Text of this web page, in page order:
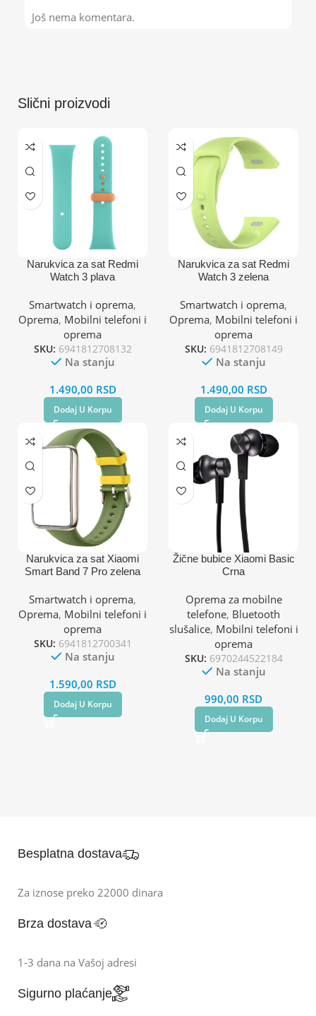
Još nema komentara.
Slični proizvodi
Narukvica za sat Redmi
Watch 3 plava
Smartwatch i oprema,
Oprema, Mobilni telefoni i
oprema
SKU: 6941812708132
Na stanju
1.490,00 RSD
Dodaj U Korpu
Narukvica za sat Redmi
Watch 3 zelena
Smartwatch i oprema,
Oprema, Mobilni telefoni i
oprema
SKU: 6941812708149
Na stanju
1.490,00 RSD
Dodaj U Korpu
Narukvica za sat Xiaomi
Smart Band 7 Pro zelena
Smartwatch i oprema,
Oprema, Mobilni telefoni i
oprema
SKU: 6941812700341
Na stanju
1.590,00 RSD
Dodaj U Korpu
Žične bubice Xiaomi Basic
Crna
Oprema za mobilne
telefone, Bluetooth
slušalice, Mobilni telefoni i
oprema
SKU: 6970244522184
Na stanju
990,00 RSD
Dodaj U Korpu
Besplatna dostava
Za iznose preko 22000 dinara
Brza dostava
1-3 dana na Vašoj adresi
Sigurno plaćanje